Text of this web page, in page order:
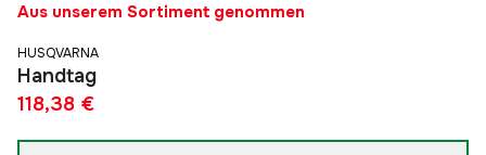
Aus unserem Sortiment genommen
HUSQVARNA
Handtag
118,38 €